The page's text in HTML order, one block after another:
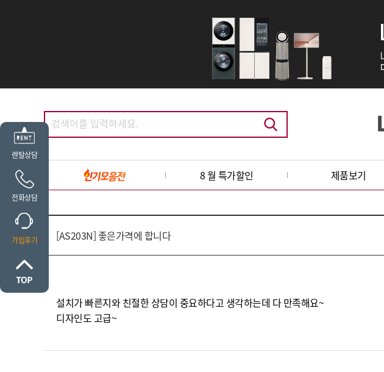
8 월 특가할인 제품보기
[AS203N] 좋은가격에 합니다
설치가 빠른지와 친절한 상담이 중요하다고 생각하는데 다 만족해요~
디자인도 고급~
렌탈상담
전화상담
가입후기